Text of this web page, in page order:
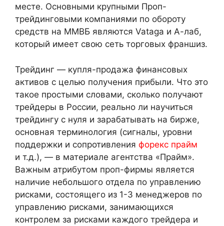
месте. Основными крупными Проп-
трейдинговыми компаниями по обороту
средств на ММВБ являются Vataga и А-лаб,
который имеет свою сеть торговых франшиз.
Трейдинг — купля-продажа финансовых
активов с целью получения прибыли. Что это
такое простыми словами, сколько получают
трейдеры в России, реально ли научиться
трейдингу с нуля и зарабатывать на бирже,
основная терминология (сигналы, уровни
поддержки и сопротивления форекс прайм
и т.д.), — в материале агентства «Прайм».
Важным атрибутом проп-фирмы является
наличие небольшого отдела по управлению
рисками, состоящего из 1-3 менеджеров по
управлению рисками, занимающихся
контролем за рисками каждого трейдера и